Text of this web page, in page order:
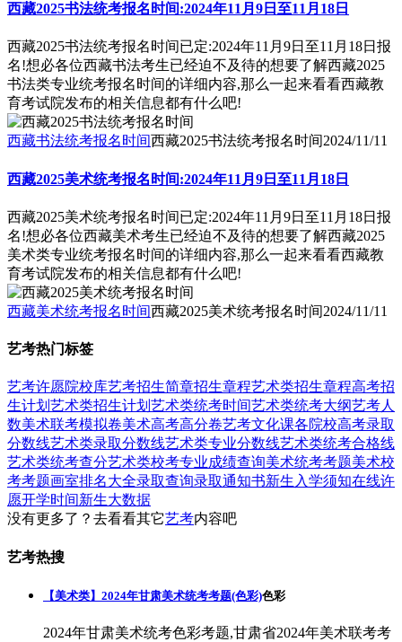
西藏2025书法统考报名时间:2024年11月9日至11月18日
西藏2025书法统考报名时间已定:2024年11月9日至11月18日报
名!想必各位西藏书法考生已经迫不及待的想要了解西藏2025
书法类专业统考报名时间的详细内容,那么一起来看看西藏教
育考试院发布的相关信息都有什么吧!
西藏书法统考报名时间西藏2025书法统考报名时间2024/11/11
西藏2025美术统考报名时间:2024年11月9日至11月18日
西藏2025美术统考报名时间已定:2024年11月9日至11月18日报
名!想必各位西藏美术考生已经迫不及待的想要了解西藏2025
美术类专业统考报名时间的详细内容,那么一起来看看西藏教
育考试院发布的相关信息都有什么吧!
西藏美术统考报名时间西藏2025美术统考报名时间2024/11/11
艺考热门标签
艺考许愿院校库艺考招生简章招生章程艺术类招生章程高考招
生计划 艺术类招生计划 艺术类统考时间艺术类统考大纲艺考人
数美术联考模拟卷美术高考高分卷艺考文化课各院校高考录取
分数线艺术类录取分数线艺术类专业分数线艺术类统考合格线
艺术类统考查分艺术类校考专业成绩查询美术统考考题美术校
考考题画室排名大全录取查询录取通知书新生入学须知在线许
愿开学时间新生大数据
没有更多了？去看看其它艺考内容吧
艺考热搜
【美术类】2024年甘肃美术统考考题(色彩)色彩
2024年甘肃美术统考色彩考题,甘肃省2024年美术联考考